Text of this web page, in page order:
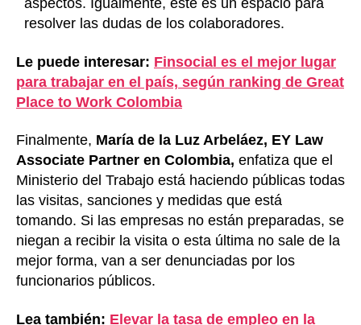
aspectos. Igualmente, este es un espacio para
resolver las dudas de los colaboradores.
Le puede interesar: Finsocial es el mejor lugar
para trabajar en el país, según ranking de Great
Place to Work Colombia
Finalmente, María de la Luz Arbeláez, EY Law
Associate Partner en Colombia, enfatiza que el
Ministerio del Trabajo está haciendo públicas todas
las visitas, sanciones y medidas que está
tomando. Si las empresas no están preparadas, se
niegan a recibir la visita o esta última no sale de la
mejor forma, van a ser denunciadas por los
funcionarios públicos.
Lea también: Elevar la tasa de empleo en la